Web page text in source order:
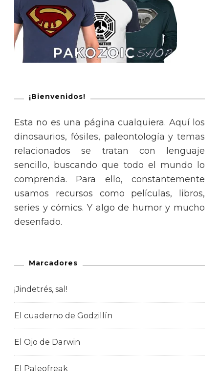
¡Bienvenidos!
Esta no es una página cualquiera. Aquí los
dinosaurios, fósiles, paleontología y temas
relacionados se tratan con lenguaje
sencillo, buscando que todo el mundo lo
comprenda. Para ello, constantemente
usamos recursos como películas, libros,
series y cómics. Y algo de humor y mucho
desenfado.
Marcadores
¡Jindetrés, sal!
El cuaderno de Godzillín
El Ojo de Darwin
El Paleofreak